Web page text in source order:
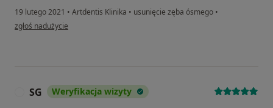
19 lutego 2021 • Artdentis Klinika • usunięcie zęba ósmego •
w opinii użytkownika OG
zgłoś nadużycie
SG Weryfikacja wizyty